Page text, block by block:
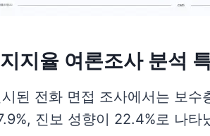
지율 여론조사 분석
된 전화 면접 조사에서는 보
진보 성향이 22.4%로 나